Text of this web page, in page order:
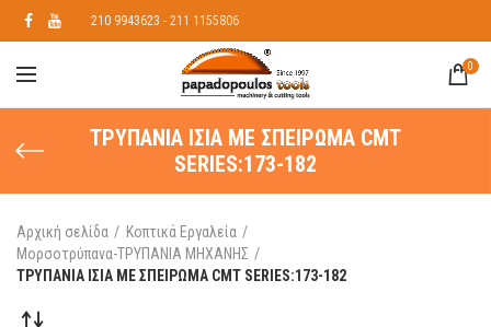
210 9943623 - 211 1155806
0
ΤΡΥΠΑΝΙΑ ΙΣΙΑ ΜΕ ΣΠΕΙΡΩΜΑ CMT
SERIES:173-182
Αρχική σελίδα
Κοπτικά Εργαλεία
Μορσοτρύπανα-ΤΡΥΠΑΝΙΑ ΜΗΧΑΝΗΣ
ΤΡΥΠΑΝΙΑ ΙΣΙΑ ΜΕ ΣΠΕΙΡΩΜΑ CMT SERIES:173-182